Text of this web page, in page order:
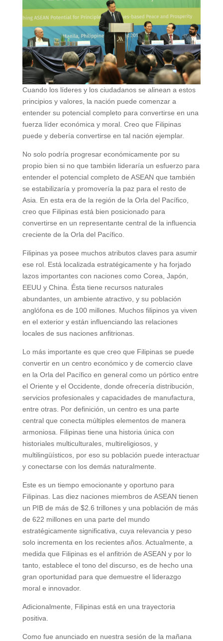
Cuando los líderes y los ciudadanos se alinean a estos
principios y valores, la nación puede comenzar a
entender su potencial completo para convertirse en una
fuerza líder económica y moral. Creo que Filipinas
puede y debería convertirse en tal nación ejemplar.
No solo podría progresar económicamente por su
propio bien si no que también lideraría un esfuerzo para
entender el potencial completo de ASEAN que también
se estabilizaría y promovería la paz para el resto de
Asia. En esta era de la región de la Orla del Pacífico,
creo que Filipinas está bien posicionado para
convertirse en un representante central de la influencia
creciente de la Orla del Pacífico.
Filipinas ya posee muchos atributos claves para asumir
ese rol. Está localizada estratégicamente y ha forjado
lazos importantes con naciones como Corea, Japón,
EEUU y China. Ésta tiene recursos naturales
abundantes, un ambiente atractivo, y su población
anglófona es de 100 millones. Muchos filipinos ya viven
en el exterior y están influenciando las relaciones
locales de sus naciones anfitrionas.
Lo más importante es que creo que Filipinas se puede
convertir en un centro económico y de comercio clave
en la Orla del Pacífico en general como un pórtico entre
el Oriente y el Occidente, donde ofrecería distribución,
servicios profesionales y capacidades de manufactura,
entre otras. Por definición, un centro es una parte
central que conecta múltiples elementos de manera
armoniosa. Filipinas tiene una historia única con
historiales multiculturales, multireligiosos, y
multilingüísticos, por eso su población puede interactuar
y conectarse con los demás naturalmente.
Este es un tiempo emocionante y oportuno para
Filipinas. Las diez naciones miembros de ASEAN tienen
un PIB de más de $2.6 trillones y una población de más
de 622 millones en una parte del mundo
estratégicamente significativa, cuya relevancia y peso
solo incrementa en los recientes años. Actualmente, a
medida que Filipinas es el anfitrión de ASEAN y por lo
tanto, establece el tono del discurso, es de hecho una
gran oportunidad para que demuestre el liderazgo
moral e innovador.
Adicionalmente, Filipinas está en una trayectoria
positiva.
Como fue anunciado en nuestra sesión de la mañana